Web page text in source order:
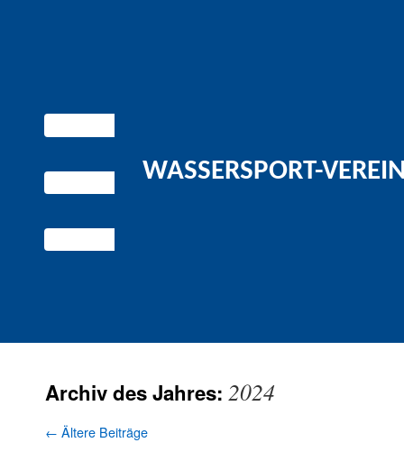
WASSERSPORT-
Archiv des Jahres: 2024
← Ältere Beiträge